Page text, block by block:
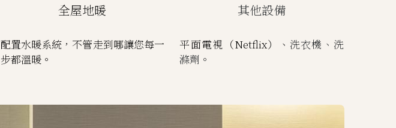
全屋地暖
配置水暖系統，不管走到哪讓您每一
步都溫暖。
其他設備
平面電視（Netflix）、 洗衣機、洗
滌劑。